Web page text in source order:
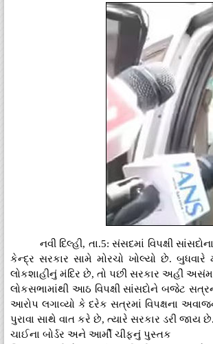
નવી દિલ્હી, તા.5: સંસદમાં વિપક્ષી
કેન્દ્ર સરકાર સામે મોરચો ખોલ્યો છે.
લોકશાહીનું મંદિર છે, તો પછી સરકાર અહીં
લોકસભામાંથી આઠ વિપક્ષી સાંસદોને બજેટ
આરોપ લગાવ્યો કે દરેક સત્રમાં વિપક્ષના
પુરાવા સાથે વાત કરે છે, ત્યારે સરકાર ડરી જાય છે.
ચાઈના બોર્ડર અને આર્મી ચીફનું પુસ્તક